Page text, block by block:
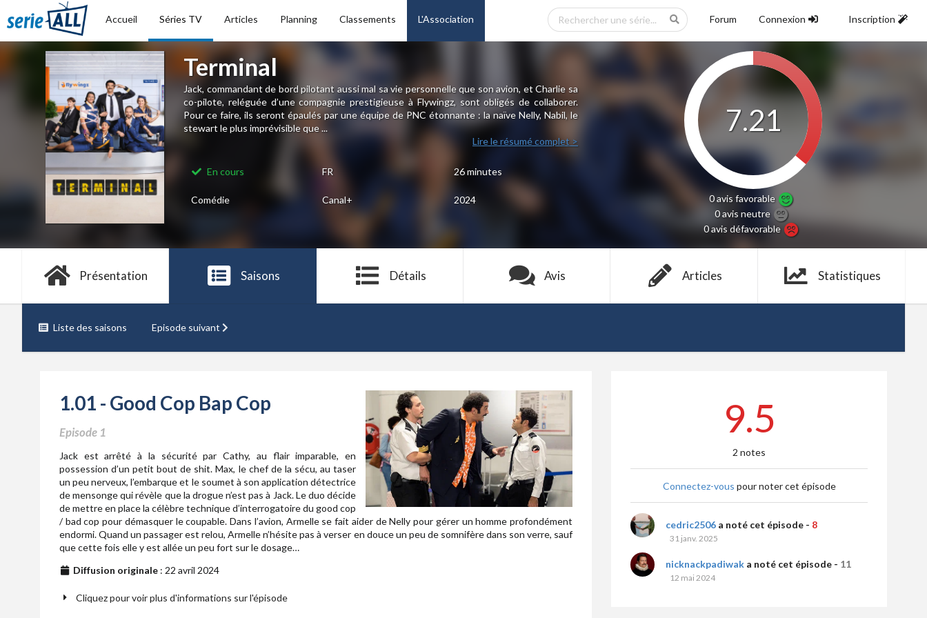
Accueil Séries TV Articles Planning Classements L'Association Forum Connexion Inscription
Terminal
Jack, commandant de bord pilotant aussi mal sa vie personnelle que son avion, et Charlie sa
co-pilote, reléguée d’une compagnie prestigieuse à Flywingz, sont obligés de collaborer.
Pour ce faire, ils seront épaulés par une équipe de PNC étonnante : la naïve Nelly, Nabil, le
stewart le plus imprévisible que ...
Lire le résumé complet >
En cours FR 26 minutes
Comédie Canal+ 2024
7.21
0 avisfavorable
0 avis neutre
0 avisdéfavorable
Présentation Saisons Détails Avis Articles Statistiques
Liste des saisons Episode suivant
1.01 - Good Cop Bap Cop
Episode 1
Jack est arrêté à la sécurité par Cathy, au flair imparable, en
possession d’un petit bout de shit. Max, le chef de la sécu, au taser
un peu nerveux, l’embarque et le soumet à son application détectrice
de mensonge qui révèle que la drogue n’est pas à Jack. Le duo décide
de mettre en place la célèbre technique d’interrogatoire du good cop
/ bad cop pour démasquer le coupable. Dans l’avion, Armelle se fait aider de Nelly pour gérer un homme profondément
endormi. Quand un passager est relou, Armelle n’hésite pas à verser en douce un peu de somnifère dans son verre, sauf
que cette fois elle y est allée un peu fort sur le dosage…
Diffusion originale : 22 avril 2024
Cliquez pour voir plus d'informations sur l'épisode
9.5
2 notes
Connectez-vous pour noter cet épisode
cedric2506 a noté cet épisode - 8
31 janv. 2025
nicknackpadiwak a noté cet épisode - 11
12 mai 2024